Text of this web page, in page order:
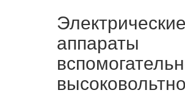
Электрические
аппараты